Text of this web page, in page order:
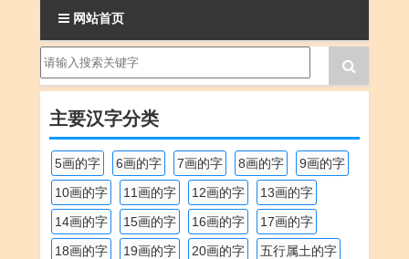
网站首页
主要汉字分类
5画的字 6画的字 7画的字 8画的字
9画的字
10画的字
11画的字 12画的字
13画的字
14画的字
15画的字 16画的字
17画的字
18画的字
19画的字 20画的字
五行属土的字